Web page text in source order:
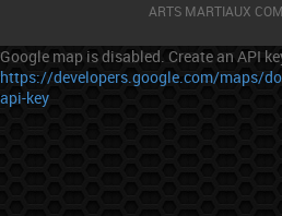
ARTS MARTIAUX
Google map is disabled. Create an API
https://developers.google.com/maps/
api-key